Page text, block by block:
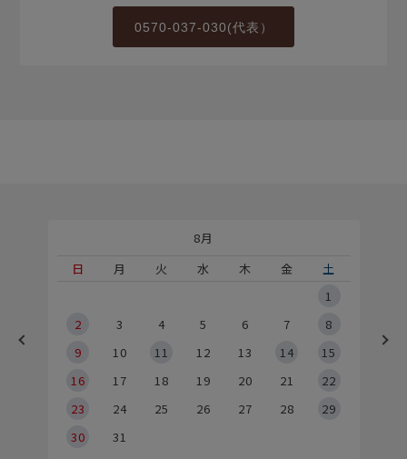
0570-037-030(代表）
8月
日
月 火 水 木 金
土
1
2
3 4 5 6 7
8
9
10 11 12 13 14
15
16
17 18 19 20 21
22
23
24 25 26 27 28
29
30
31